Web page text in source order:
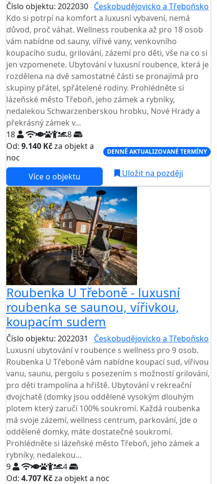
Číslo objektu: 2022030 Českobudějovicko a Třeboňsko
Kdo si potrpí na komfort a luxusní vybavení, nemá
důvod, proč váhat. Wellness roubenka až pro 18 osob
vám nabídne od sauny, vířivé vany, venkovního
koupacího sudu, grilování, zázemí pro děti, vše na co si
jen vzpomenete. Ubytování v luxusní roubence, která je
rozdělena na dvě samostatné části se pronajímá pro
skupiny přátel, spřátelené rodiny. Prohlédněte si
lázeňské město Třeboň, jeho zámek a rybníky,
nedalekou Schwarzenberskou hrobku, Nové Hrady a
překrásný zámek v...
18
8
Od: 9.140 Kčza objekt a
noc
DENNĚ AKTUALIZOVANÉ TERMÍNY
Více o objektu Uložit na později
Roubenka U Třeboně - luxusní
roubenka se saunou, vířivkou,
koupacím sudem
Číslo objektu: 2022031
Českobudějovicko a Třeboňsko
Luxusní ubytování v roubence s wellness pro 9 osob.
Roubenka U Třeboně vám nabídne koupací sud, vířivou
vanu, saunu, pergolu s posezením s možností grilování,
pro děti trampolína a hřiště. Ubytování v rekreační
dvojchatě (domky jsou oddělené vysokým dlouhým
plotem který zaručí 100% soukromí. Každá roubenka
má svoje zázemí, wellness centrum, parkování, jde o
oddělené domky, máte dostatečné soukromí.
Prohlédněte si lázeňské město Třeboň, jeho zámek a
rybníky, nedalekou...
9
4
Od: 4.707 Kčza objekt a noc